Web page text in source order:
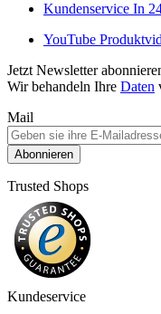
Kundenservice In
YouTube
Jetzt Newsletter
Wir behandeln Ihre Daten
Mail
Abonnieren
Trusted Shops
Kundeservice